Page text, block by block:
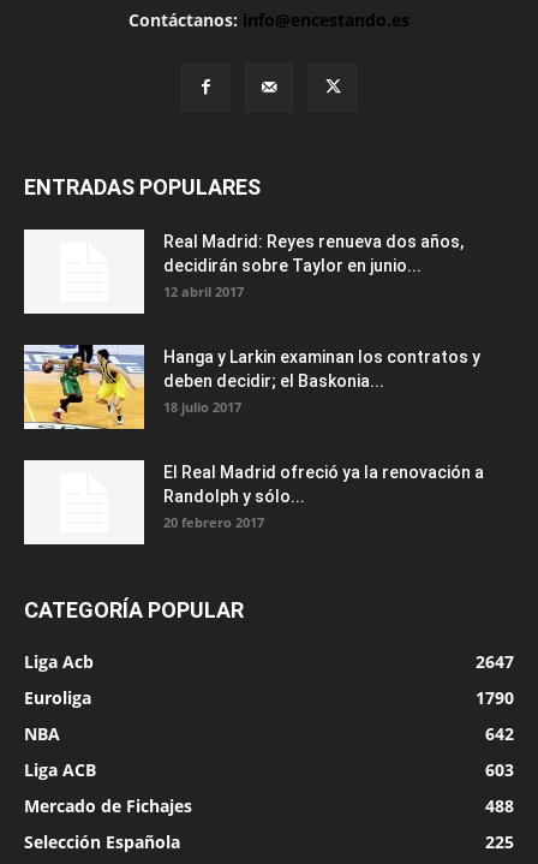
Contáctanos: info@encestando.es
ENTRADAS POPULARES
Real Madrid: Reyes renueva dos años,
decidirán sobre Taylor en junio...
12 abril 2017
Hanga y Larkin examinan los contratos y
deben decidir; el Baskonia...
18 julio 2017
El Real Madrid ofreció ya la renovación a
Randolph y sólo...
20 febrero 2017
CATEGORÍA POPULAR
Liga Acb
2647
Euroliga
1790
NBA
642
Liga ACB
603
Mercado de Fichajes
488
Selección Española
225